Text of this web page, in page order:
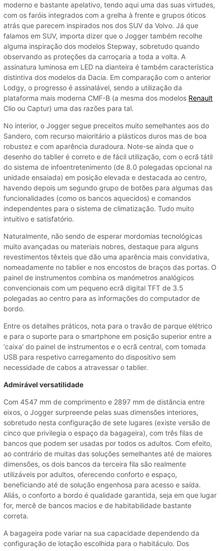
moderno e bastante apelativo, tendo aqui uma das suas virtudes,
com os faróis integrados com a grelha à frente e grupos óticos
atrás que parecem inspirados nos dos SUV da Volvo. Já que
falamos em SUV, importa dizer que o Jogger também recolhe
alguma inspiração dos modelos Stepway, sobretudo quando
observando as proteções da carroçaria a toda a volta. A
assinatura luminosa em LED na dianteira é também característica
distintiva dos modelos da Dacia. Em comparação com o anterior
Lodgy, o progresso é assinalável, sendo a utilização da
plataforma mais moderna CMF-B (a mesma dos modelos Renault
Clio ou Captur) uma das razões para tal.
No interior, o Jogger segue preceitos muito semelhantes aos do
Sandero, com recurso maioritário a plásticos duros mas de boa
robustez e com aparência duradoura. Note-se ainda que o
desenho do tablier é correto e de fácil utilização, com o ecrã tátil
do sistema de infoentretenimento (de 8.0 polegadas opcional na
unidade ensaiada) em posição elevada e destacada ao centro,
havendo depois um segundo grupo de botões para algumas das
funcionalidades (como os bancos aquecidos) e comandos
independentes para o sistema de climatização. Tudo muito
intuitivo e satisfatório.
Naturalmente, não sendo de esperar mordomias tecnológicas
muito avançadas ou materiais nobres, destaque para alguns
revestimentos têxteis que dão uma aparência mais convidativa,
nomeadamente no tablier e nos encostos de braços das portas. O
painel de instrumentos combina os manómetros analógicos
convencionais com um pequeno ecrã digital TFT de 3.5
polegadas ao centro para as informações do computador de
bordo.
Entre os detalhes práticos, nota para o travão de parque elétrico
e para o suporte para o smartphone em posição superior entre a
‘caixa’ do painel de instrumentos e o ecrã central, com tomada
USB para respetivo carregamento do dispositivo sem
necessidade de cabos a atravessar o tablier.
Admirável versatilidade
Com 4547 mm de comprimento e 2897 mm de distância entre
eixos, o Jogger surpreende pelas suas dimensões interiores,
sobretudo nesta configuração de sete lugares (existe versão de
cinco que privilegia o espaço da bagageira), com três filas de
bancos que podem ser usadas por todos os adultos. Com efeito,
ao contrário de muitas das soluções semelhantes até de maiores
dimensões, os dois bancos da terceira fila são realmente
utilizáveis por adultos, oferecendo conforto e espaço,
beneficiando até de solução engenhosa para acesso e saída.
Aliás, o conforto a bordo é qualidade garantida, seja em que lugar
for, mercê de bancos macios e de habitabilidade bastante
correta.
A bagageira pode variar na sua capacidade dependendo da
configuração de lotação escolhida para o habitáculo. Dos